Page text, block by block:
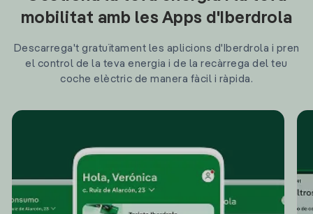
mobilitat amb les Apps d'Iberdrola
Descarrega't gratuïtament les aplicions d'Iberdrola i pren
el control de la teva energia i de la recàrrega del teu
coche elèctric de manera fàcil i ràpida.